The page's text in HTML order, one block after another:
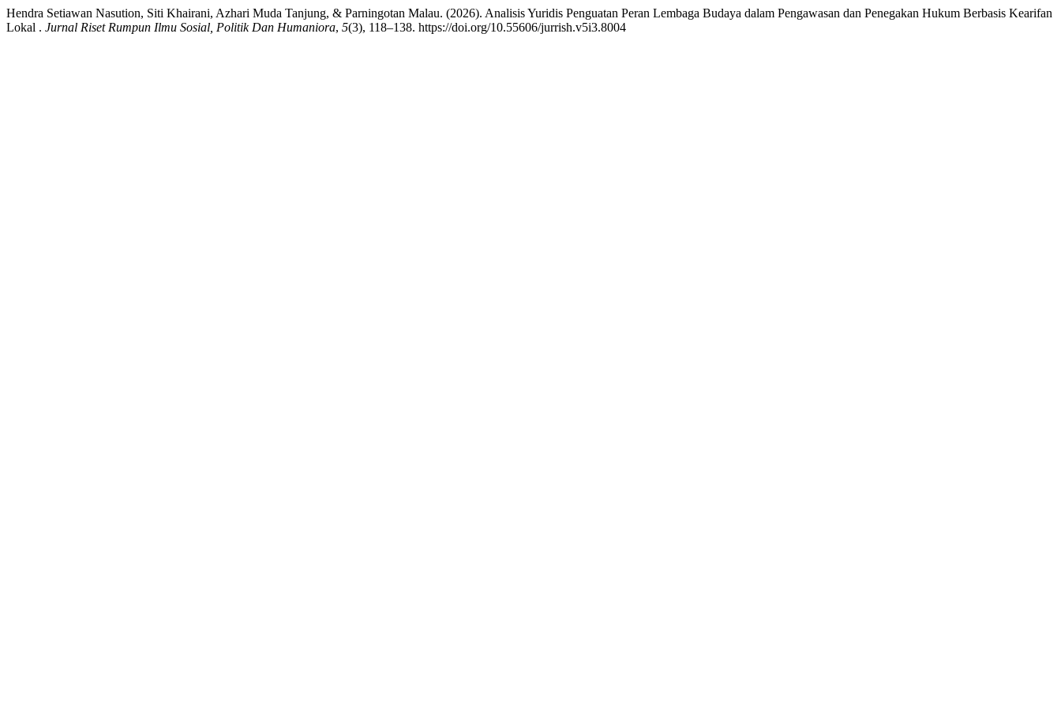
Hendra Setiawan Nasution, Siti Khairani, Azhari Muda Tanjung, & Parningotan Malau. (2026). Analisis Yuridis Penguatan Peran Lembaga Budaya dalam Pengawasan dan Penegakan Hukum Berbasis Kearifan
Lokal . Jurnal Riset Rumpun Ilmu Sosial, Politik Dan Humaniora, 5(3), 118–138. https://doi.org/10.55606/jurrish.v5i3.8004